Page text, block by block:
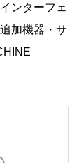
ンターフェ
加機器・サ